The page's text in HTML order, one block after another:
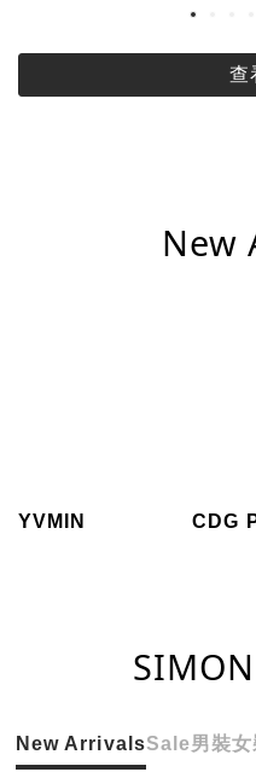
查
New
YVMIN CDG
New ArrivalsSale男裝